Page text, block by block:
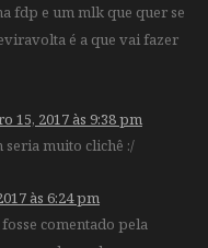
fdp e um mlk que quer se
é a que vai fazer
15, 2017 às 9:38 pm
seria muito clichê :/
às 6:24 pm
comentado pela